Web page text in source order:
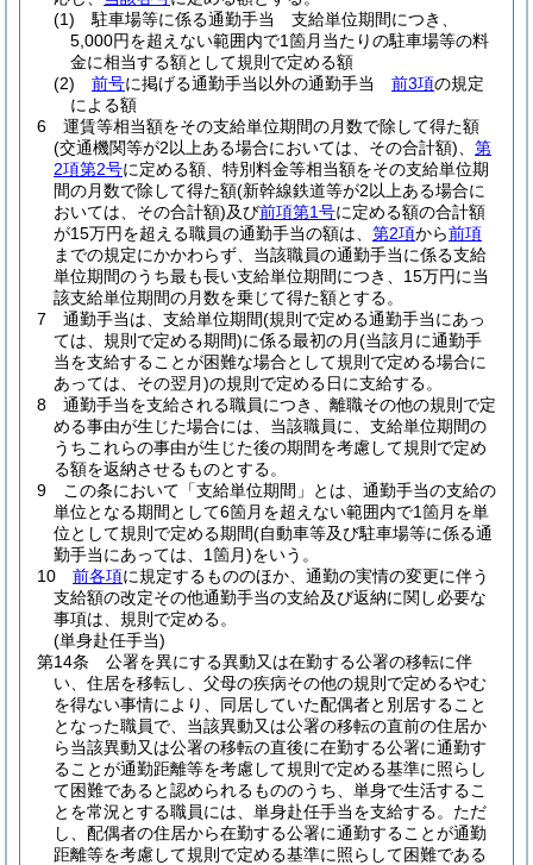
(1)
駐車場等に係る通勤手当 支給単位期間につき、
5,000円を超えない範囲内で1箇月当たりの駐車場等の料
金に相当する額として規則で定める額
(2)
前号に掲げる通勤手当以外の通勤手当 前3項の規定
による額
6
運賃等相当額をその支給単位期間の月数で除して得た額
(交通機関等が2以上ある場合においては、その合計額)
第
2項第2号に定める額、特別料金等相当額をその支給単位期
間の月数で除して得た額(新幹線鉄道等が2以上ある場合に
おいては、その合計額)及び前項第1号に定める額の合計額
が15万円を超える職員の通勤手当の額は、 第2項から前項
までの規定にかかわらず、当該職員の通勤手当に係る支給
単位期間のうち最も長い支給単位期間につき、15万円に当
該支給単位期間の月数を乗じて得た額とする。
7
通勤手当は、支給単位期間(規則で定める通勤手当にあっ
ては、規則で定める期間)に係る最初の月(当該月に通勤手
当を支給することが困難な場合として規則で定める場合に
あっては、その翌月)の規則で定める日に支給する。
8
通勤手当を支給される職員につき、離職その他の規則で定
める事由が生じた場合には、当該職員に、支給単位期間の
うちこれらの事由が生じた後の期間を考慮して規則で定め
る額を返納させるものとする。
9
この条において「支給単位期間」とは、通勤手当の支給の
単位となる期間として6箇月を超えない範囲内で1箇月を単
位として規則で定める期間(自動車等及び駐車場等に係る通
勤手当にあっては、1箇月)をいう。
10
前各項に規定するもののほか、通勤の実情の変更に伴う
支給額の改定その他通勤手当の支給及び返納に関し必要な
事項は、規則で定める。
(単身赴任手当)
第14条
公署を異にする異動又は在勤する公署の移転に伴
い、住居を移転し、父母の疾病その他の規則で定めるやむ
を得ない事情により、同居していた配偶者と別居すること
となった職員で、当該異動又は公署の移転の直前の住居か
ら当該異動又は公署の移転の直後に在勤する公署に通勤す
ることが通勤距離等を考慮して規則で定める基準に照らし
て困難であると認められるもののうち、単身で生活するこ
とを常況とする職員には、単身赴任手当を支給する。 ただ
し、配偶者の住居から在勤する公署に通勤することが通勤
距離等を考慮して規則で定める基準に照らして困難である